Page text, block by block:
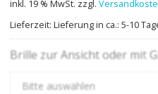
inkl. 19 % MwSt. zzgl.
Lieferzeit: Lieferung in ca.: 5-10
Brille zur Ansicht oder mit
Bitte auswählen